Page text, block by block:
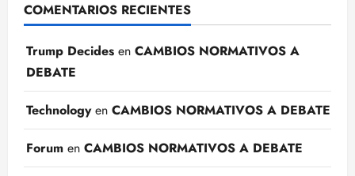
COMENTARIOS RECIENTES
Trump Decides en CAMBIOS NORMATIVOS A
DEBATE
Technologyen CAMBIOS NORMATIVOS A DEBATE
Forum en CAMBIOS NORMATIVOS A DEBATE